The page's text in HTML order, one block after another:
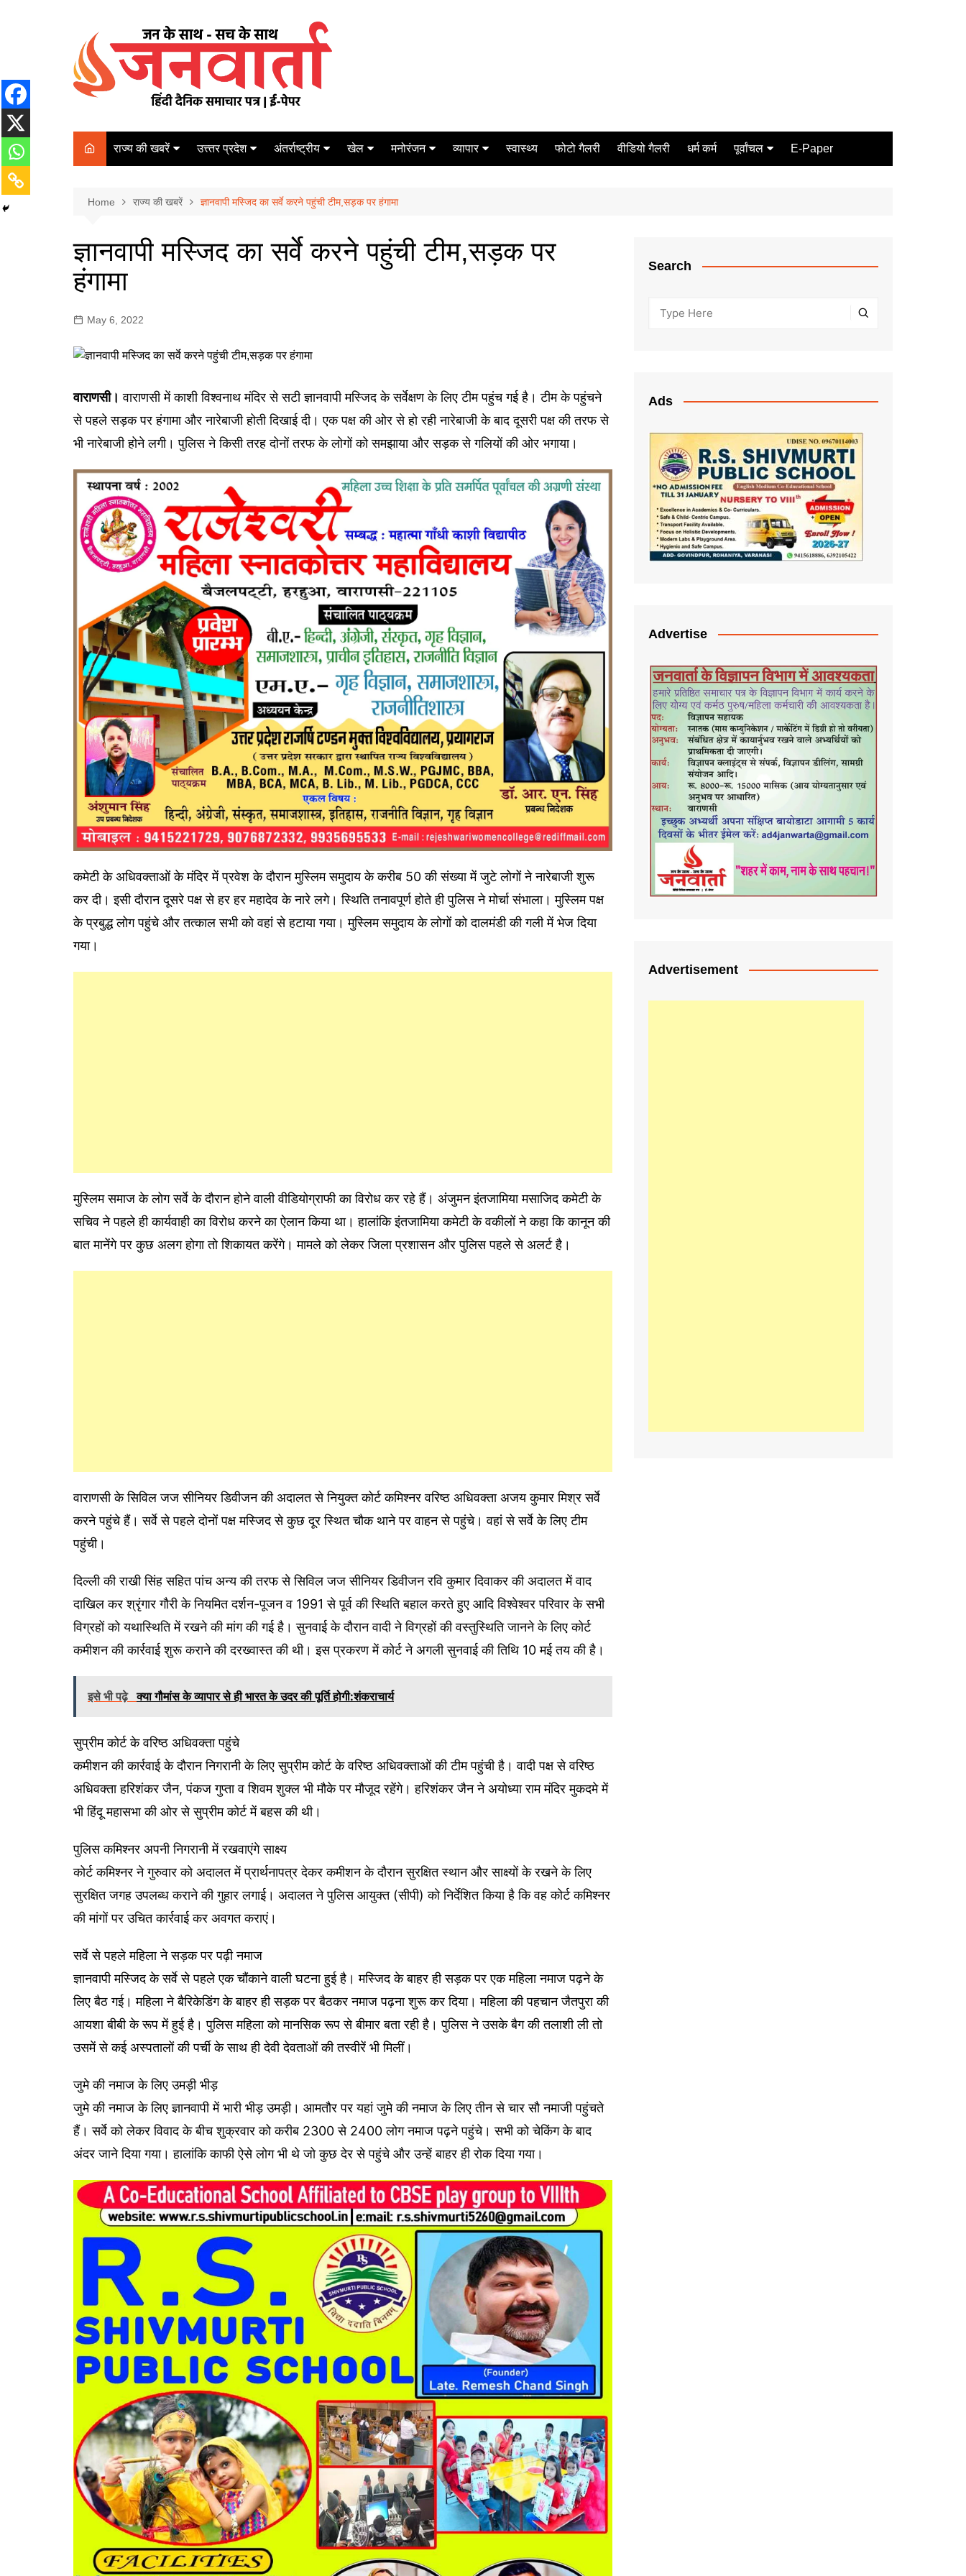
राज्य की खबरें
पटना
कोलकाता
नई दिल्ली
मुम्बई
उत्त्तर प्रदेश
कानपुर
आज़मगढ़
लखनऊ
अंतर्राष्ट्रीय खेल
टेनिस
मनोरंजन
मिर्च मसाला
व्यापार स्वास्थ्य फोटो गैलरी वीडियो गैलरी धर्म कर्म पूर्वांचल E-Paper
Home राज्य की खबरें ज्ञानवापी मस्जिद का सर्वे करने पहुंची टीम,सड़क पर हंगामा
ज्ञानवापी मस्जिद का सर्वे करने पहुंची टीम,सड़क पर
हंगामा
May 6, 2022
वाराणसी। वाराणसी में काशी विश्वनाथ मंदिर से सटी ज्ञानवापी मस्जिद के सर्वेक्षण के लिए टीम पहुंच गई है। टीम के पहुंचने
से पहले सड़क पर हंगामा और नारेबाजी होती दिखाई दी। एक पक्ष की ओर से हो रही नारेबाजी के बाद दूसरी पक्ष की तरफ से
भी नारेबाजी होने लगी। पुलिस ने किसी तरह दोनों तरफ के लोगों को समझाया और सड़क से गलियों की ओर भगाया।
कमेटी के अधिवक्ताओं के मंदिर में प्रवेश के दौरान मुस्लिम समुदाय के करीब 50 की संख्या में जुटे लोगों ने नारेबाजी शुरू
कर दी। इसी दौरान दूसरे पक्ष से हर हर महादेव के नारे लगे। स्थिति तनावपूर्ण होते ही पुलिस ने मोर्चा संभाला। मुस्लिम पक्ष
के प्रबुद्ध लोग पहुंचे और तत्काल सभी को वहां से हटाया गया। मुस्लिम समुदाय के लोगों को दालमंडी की गली में भेज दिया
गया।
मुस्लिम समाज के लोग सर्वे के दौरान होने वाली वीडियोग्राफी का विरोध कर रहे हैं। अंजुमन इंतजामिया मसाजिद कमेटी के
सचिव ने पहले ही कार्यवाही का विरोध करने का ऐलान किया था। हालांकि इंतजामिया कमेटी के वकीलों ने कहा कि कानून की
बात मानेंगे पर कुछ अलग होगा तो शिकायत करेंगे। मामले को लेकर जिला प्रशासन और पुलिस पहले से अलर्ट है।
वाराणसी के सिविल जज सीनियर डिवीजन की अदालत से नियुक्त कोर्ट कमिश्नर वरिष्ठ अधिवक्ता अजय कुमार मिश्र सर्वे
करने पहुंचे हैं। सर्वे से पहले दोनों पक्ष मस्जिद से कुछ दूर स्थित चौक थाने पर वाहन से पहुंचे। वहां से सर्वे के लिए टीम
पहुंची।
दिल्ली की राखी सिंह सहित पांच अन्य की तरफ से सिविल जज सीनियर डिवीजन रवि कुमार दिवाकर की अदालत में वाद
दाखिल कर श्रृंगार गौरी के नियमित दर्शन-पूजन व 1991 से पूर्व की स्थिति बहाल करते हुए आदि विश्वेश्वर परिवार के सभी
विग्रहों को यथास्थिति में रखने की मांग की गई है। सुनवाई के दौरान वादी ने विग्रहों की वस्तुस्थिति जानने के लिए कोर्ट
कमीशन की कार्रवाई शुरू कराने की दरख्वास्त की थी। इस प्रकरण में कोर्ट ने अगली सुनवाई की तिथि 10 मई तय की है।
इसे भी पढ़े क्या गौमांस के व्यापार से ही भारत के उदर की पूर्ति होगी:शंकराचार्य
सुप्रीम कोर्ट के वरिष्ठ अधिवक्ता पहुंचे
कमीशन की कार्रवाई के दौरान निगरानी के लिए सुप्रीम कोर्ट के वरिष्ठ अधिवक्ताओं की टीम पहुंची है। वादी पक्ष से वरिष्ठ
अधिवक्ता हरिशंकर जैन, पंकज गुप्ता व शिवम शुक्ल भी मौके पर मौजूद रहेंगे। हरिशंकर जैन ने अयोध्या राम मंदिर मुकदमे में
भी हिंदू महासभा की ओर से सुप्रीम कोर्ट में बहस की थी।
पुलिस कमिश्नर अपनी निगरानी में रखवाएंगे साक्ष्य
कोर्ट कमिश्नर ने गुरुवार को अदालत में प्रार्थनापत्र देकर कमीशन के दौरान सुरक्षित स्थान और साक्ष्यों के रखने के लिए
सुरक्षित जगह उपलब्ध कराने की गुहार लगाई। अदालत ने पुलिस आयुक्त (सीपी) को निर्देशित किया है कि वह कोर्ट कमिश्नर
की मांगों पर उचित कार्रवाई कर अवगत कराएं।
सर्वे से पहले महिला ने सड़क पर पढ़ी नमाज
ज्ञानवापी मस्जिद के सर्वे से पहले एक चौंकाने वाली घटना हुई है। मस्जिद के बाहर ही सड़क पर एक महिला नमाज पढ़ने के
लिए बैठ गई। महिला ने बैरिकेडिंग के बाहर ही सड़क पर बैठकर नमाज पढ़ना शुरू कर दिया। महिला की पहचान जैतपुरा की
आयशा बीबी के रूप में हुई है। पुलिस महिला को मानसिक रूप से बीमार बता रही है। पुलिस ने उसके बैग की तलाशी ली तो
उसमें से कई अस्पतालों की पर्ची के साथ ही देवी देवताओं की तस्वीरें भी मिलीं।
जुमे की नमाज के लिए उमड़ी भीड़
जुमे की नमाज के लिए ज्ञानवापी में भारी भीड़ उमड़ी। आमतौर पर यहां जुमे की नमाज के लिए तीन से चार सौ नमाजी पहुंचते
हैं। सर्वे को लेकर विवाद के बीच शुक्रवार को करीब 2300 से 2400 लोग नमाज पढ़ने पहुंचे। सभी को चेकिंग के बाद
अंदर जाने दिया गया। हालांकि काफी ऐसे लोग भी थे जो कुछ देर से पहुंचे और उन्हें बाहर ही रोक दिया गया।
Search
Ads
Advertise
Advertisement